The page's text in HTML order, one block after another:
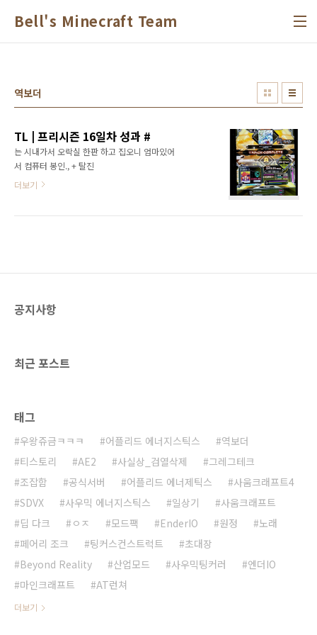
Bell's Minecraft Team
역보더
TL | 프리시즌 16일차 성과 #
는 시내가서 오락실 한판 하고 집오니 엄마있어
서 컴퓨터 봉인., + 탈진
더보기
공지사항
최근 포스트
태그
우왕쥬금ㅋㅋㅋ 어플리드 에너지스틱스
역보더
티스토리
AE2 사실상_검열삭제
그레그테크
조잡함
공식서버 어플리드 에너제틱스
사움크래프트4
SDVX
사우믹 에너지스틱스 일상기
사움크래프트
딥 다크
ㅇㅈ 모드팩 EnderIO 원정
노래
페어리 조크
팅커스컨스트럭트
초대장
Beyond Reality
산업모드 사우믹팅커러
엔더IO
마인크래프트
AT런쳐
더보기